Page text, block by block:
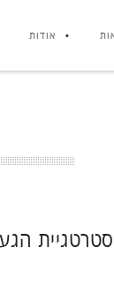
אודות